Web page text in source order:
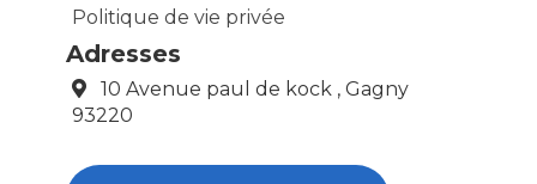
Politique de vie privée
Adresses
10 Avenue paul de kock , Gagny
93220